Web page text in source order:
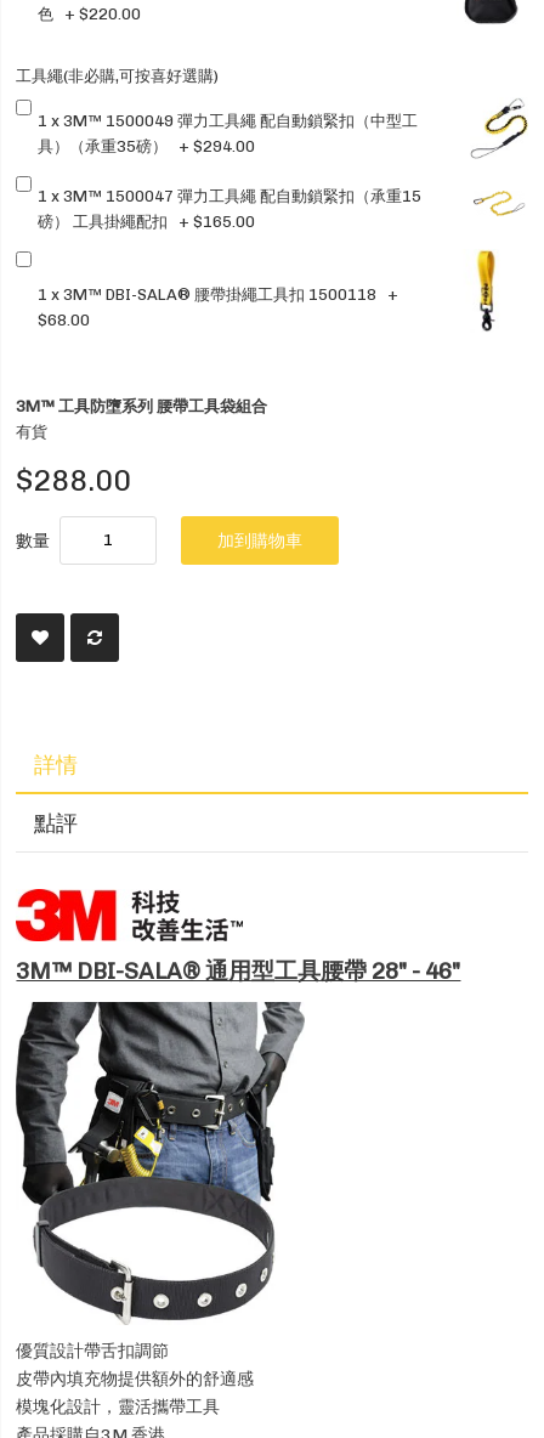
色
+$220.00
工具繩(非必購,可按喜好選購)
1 x 3M™ 1500049 彈力工具繩 配自動鎖緊扣（中型工
具）（承重35磅）
+$294.00
1 x 3M™ 1500047 彈力工具繩 配自動鎖緊扣（承重15
磅） 工具掛繩配扣
+$165.00
1 x 3M™ DBI-SALA® 腰帶掛繩工具扣 1500118
+
$68.00
3M™ 工具防墮系列 腰帶工具袋組合
有貨
$288.00
數量 加到購物車
詳情
點評
3M™ DBI-SALA® 通用型工具腰帶 28" - 46"
優質設計帶舌扣調節
皮帶內填充物提供額外的舒適感
模塊化設計，靈活攜帶工具
產品採購自3M 香港